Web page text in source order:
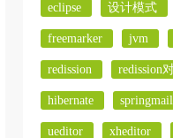
eclipse 设计模式
freemarker jvm
redission redission
hibernate springmail
ueditor xheditor